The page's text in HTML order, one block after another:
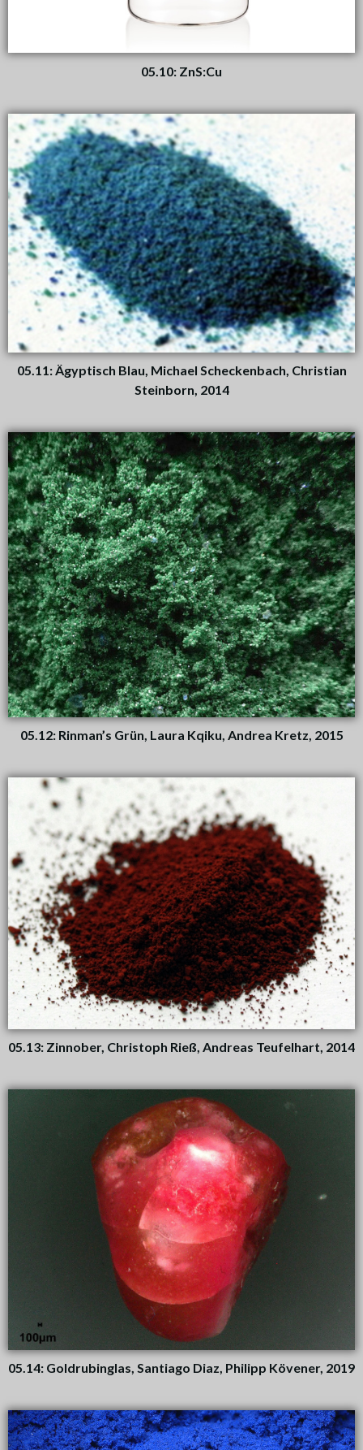
05.10: ZnS:Cu
05.11: Ägyptisch Blau, Michael Scheckenbach, Christian
Steinborn, 2014
05.12: Rinman’s Grün, Laura Kqiku, Andrea Kretz, 2015
05.13: Zinnober, Christoph Rieß, Andreas Teufelhart, 2014
05.14: Goldrubinglas, Santiago Diaz, Philipp Kövener, 2019